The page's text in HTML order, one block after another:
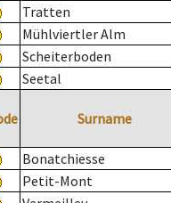
Tratten
Mühlviertler Alm
Scheiterboden
Seetal
Surname
Bonatchiesse
Petit-Mont